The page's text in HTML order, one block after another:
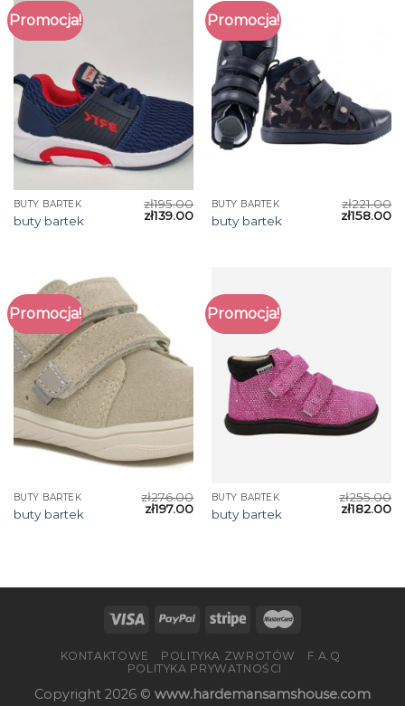
Promocja!
BUTY BARTEK
buty bartek
zł195.00
zł139.00
Promocja!
BUTY BARTEK
buty bartek
zł221.00
zł158.00
Promocja!
BUTY BARTEK
buty bartek
zł276.00
zł197.00
Promocja!
BUTY BARTEK
buty bartek
zł255.00
zł182.00
KONTAKTOWE POLITYKA ZWROTÓW
F.A.Q
POLITYKA PRYWATNOŚCI
Copyright 2026 © www.hardemansamshouse.com